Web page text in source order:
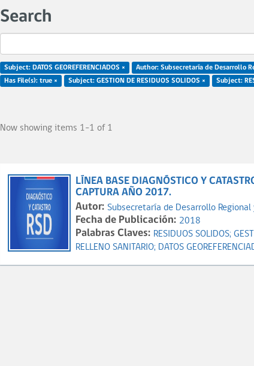
Search
Subject: DATOS GEOREFERENCIADOS × Author: Subsecretaría de Desarrollo
Has File(s): true ×
Subject: GESTION DE RESIDUOS SOLIDOS × Subject:
Now showing items 1-1 of 1
LÍNEA BASE DIAGNÓSTICO Y
CAPTURA AÑO 2017.
Autor: Subsecretaría de Desarrollo
Fecha de Publicación: 2018
Palabras Claves: RESIDUOS SOLIDOS;
RELLENO SANITARIO; DATOS